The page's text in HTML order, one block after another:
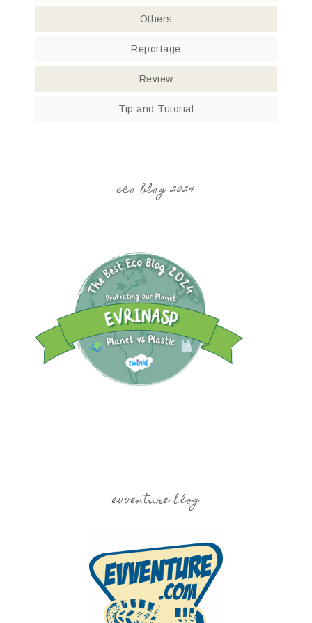
Others
Reportage
Review
Tip and Tutorial
eco blog 2024
evventure blog